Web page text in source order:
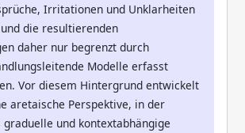
Irritationen und Unklarheiten
die resultierenden
daher nur begrenzt durch
Modelle erfasst
Vor diesem Hintergrund entwickelt
aretaische Perspektive, in der
graduelle und kontextabhängige